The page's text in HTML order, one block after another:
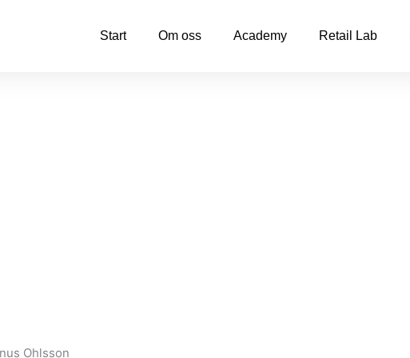
Start Om oss Academy Retail Lab